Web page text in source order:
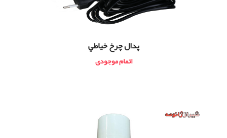
پدال چرخ خياطي
اتمام موجودی